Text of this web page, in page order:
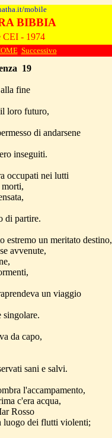
mobile
BIBBIA
CEI - 1974
Successivo
19
fine
loro futuro,
di andarsene
inseguiti.
occupati nei lutti
morti,
di partire.
estremo un meritato destino,
avvenute,
un viaggio
singolare.
da capo,
sani e salvi.
l'accampamento,
c'era acqua,
Rosso
luogo dei flutti violenti;